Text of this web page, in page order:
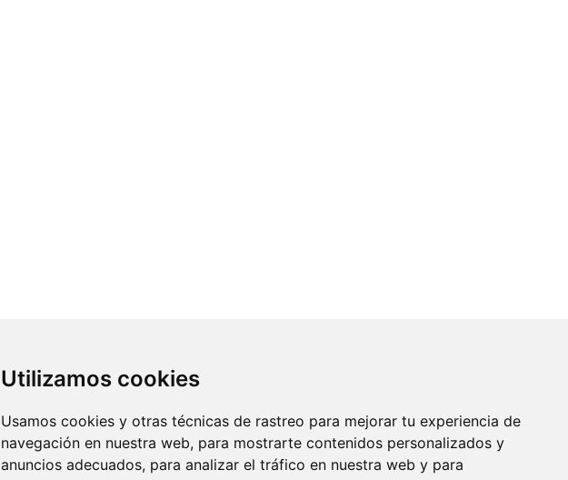
Utilizamos cookies
Usamos cookies y otras técnicas de rastreo para mejorar tu experiencia de
navegación en nuestra web, para mostrarte contenidos personalizados y
anuncios adecuados, para analizar el tráfico en nuestra web y para